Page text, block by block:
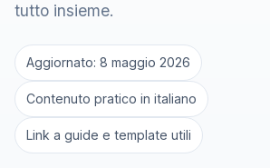
tutto insieme.
Aggiornato: 8 maggio 2026
Contenuto pratico in italiano
Link a guide e template utili